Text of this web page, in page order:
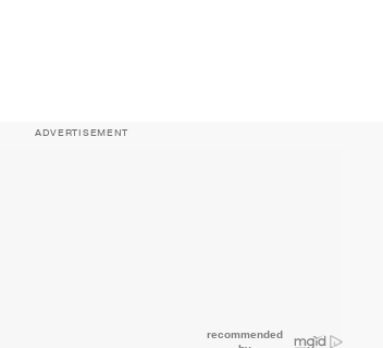
ADVERTISEMENT